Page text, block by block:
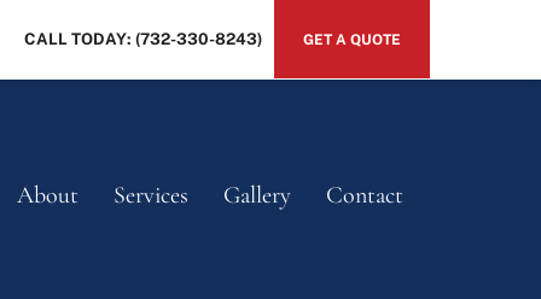
CALL TODAY: (732-330-8243) GET A QUOTE
About Services Gallery Contact